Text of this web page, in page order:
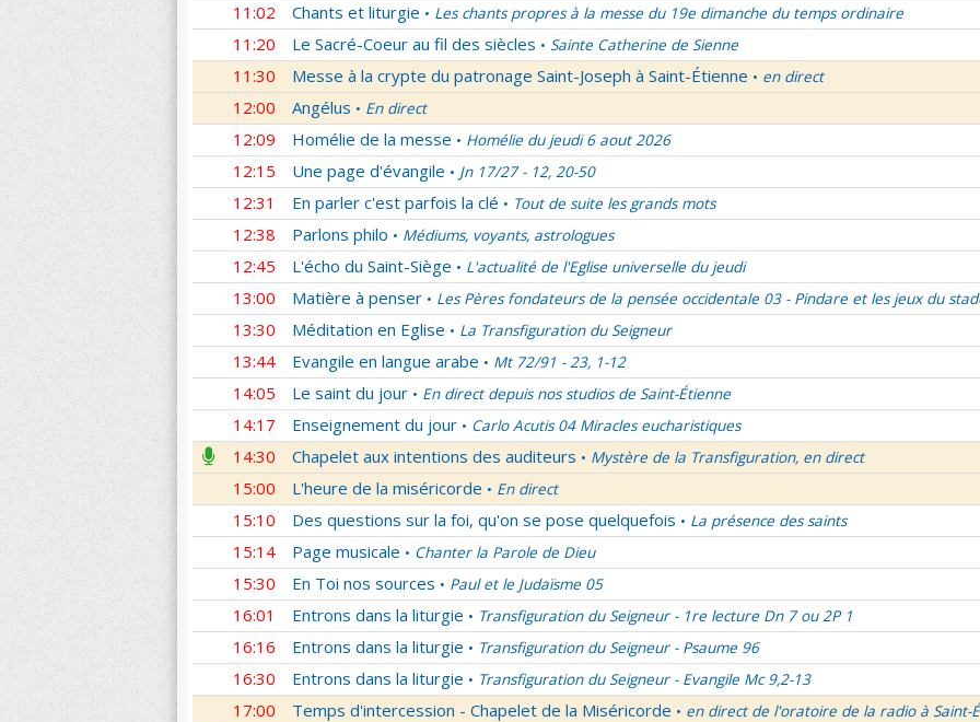
11:02 Chants et liturgie • Les chants propres à la messe du 19e dimanche du temps ordinaire
11:20 Le Sacré-Coeur au fil des siècles • Sainte Catherine de Sienne
11:30 Messe à la crypte du patronage Saint-Joseph à Saint-Étienne • en direct
12:00 Angélus • En direct
12:09 Homélie de la messe • Homélie du jeudi 6 aout 2026
12:15 Une page d'évangile • Jn 17/27 - 12, 20-50
12:31 En parler c'est parfois la clé • Tout de suite les grands mots
12:38 Parlons philo • Médiums, voyants, astrologues
12:45 L'écho du Saint-Siège • L'actualité de l'Eglise universelle du jeudi
13:00 Matière à penser • Les Pères fondateurs de la pensée occidentale 03 - Pindare et les jeux du
13:30 Méditation en Eglise • La Transfiguration du Seigneur
13:44 Evangile en langue arabe • Mt 72/91 - 23, 1-12
14:05 Le saint du jour • En direct depuis nos studios de Saint-Étienne
14:17 Enseignement du jour • Carlo Acutis 04 Miracles eucharistiques
14:30 Chapelet aux intentions des auditeurs • Mystère de la Transfiguration, en direct
15:00 L'heure de la miséricorde • En direct
15:10 Des questions sur la foi, qu'on se pose quelquefois • La présence des saints
15:14 Page musicale • Chanter la Parole de Dieu
15:30 En Toi nos sources • Paul et le Judaïsme 05
16:01 Entrons dans la liturgie • Transfiguration du Seigneur - 1re lecture Dn 7 ou 2P 1
16:16 Entrons dans la liturgie • Transfiguration du Seigneur - Psaume 96
16:30 Entrons dans la liturgie • Transfiguration du Seigneur - Evangile Mc 9,2-13
17:00 Temps d'intercession - Chapelet de la Miséricorde • en direct de l'oratoire de la radio à Saint-